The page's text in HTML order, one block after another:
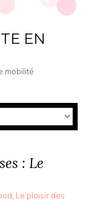
EN
mobilité
: Le
Le plaisir des